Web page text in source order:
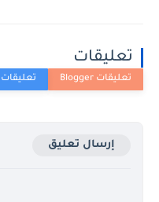
تعليقات
إرسال تعليق